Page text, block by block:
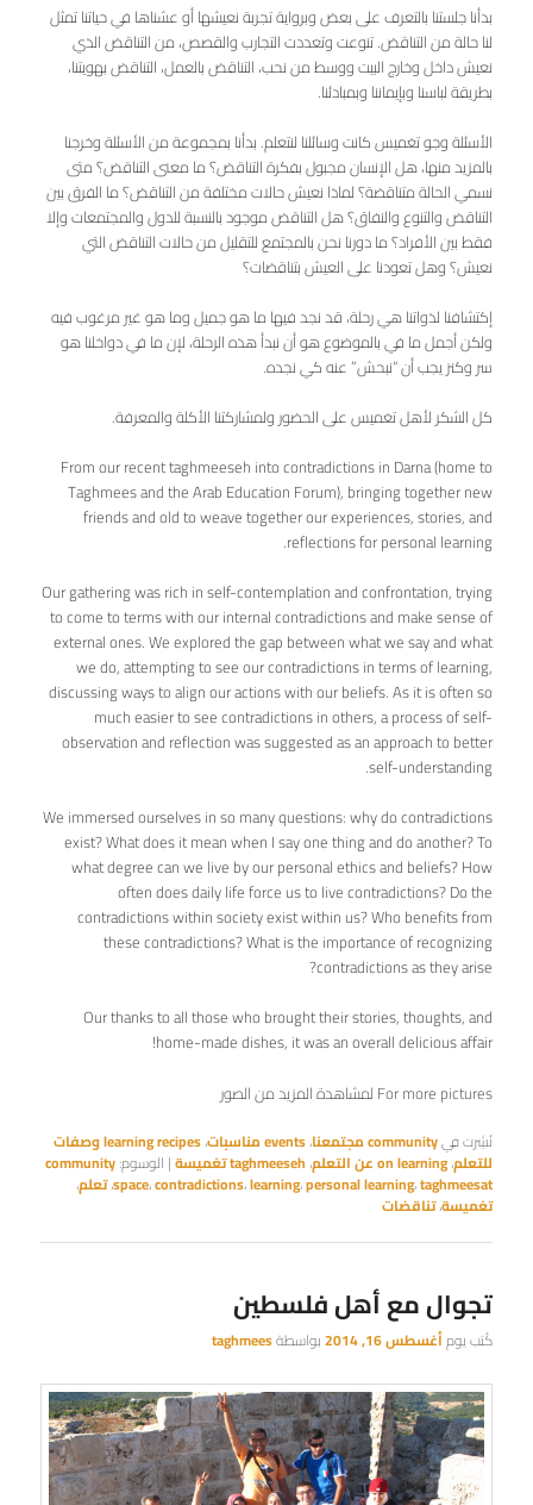
بدأنا جلستنا بالتعرف على بعض وبرواية تجربة نعيشها أو عشناها في حياتنا تمثل
لنا حالة من التناقض. تنوعت وتعددت التجارب والقصص، من التناقض الذي
نعيش داخل وخارج البيت ووسط من نحب، التناقض بالعمل، التناقض بهويتنا،
بطريقة لباسنا وبإيماننا وبمبادئنا.
الأسئلة وجو تغميس كانت وسائلنا لنتعلم. بدأنا بمجموعة من الأسئلة وخرجنا
بالمزيد منها، هل الإنسان مجبول بفكرة التناقض؟ ما معنى التناقض؟ متى
نسمي الحالة متناقضة؟ لماذا نعيش حالات مختلفة من التناقض؟ ما الفرق بين
التناقض والتنوع والنفاق؟ هل التناقض موجود بالنسبة للدول والمجتمعات وإلا
فقط بين الأفراد؟ ما دورنا نحن بالمجتمع للتقليل من حالات التناقض التي
نعيش؟ وهل تعودنا على العيش بتناقضات؟
إكتشافنا لذواتنا هي رحلة، قد نجد فيها ما هو جميل وما هو غير مرغوب فيه
ولكن أجمل ما في بالموضوع هو أن نبدأ هذه الرحلة، لإن ما في دواخلنا هو
سر وكنز يجب أن “نبحش” عنه كي نجده.
كل الشكر لأهل تغميس على الحضور ولمشاركتنا الأكلة والمعرفة.
From our recent taghmeeseh into contradictions in Darna (home to
Taghmees and the Arab Education Forum), bringing together new
friends and old to weave together our experiences, stories, and
reflections for personal learning.
Our gathering was rich in self-contemplation and confrontation, trying
to come to terms with our internal contradictions and make sense of
external ones. We explored the gap between what we say and what
we do, attempting to see our contradictions in terms of learning,
discussing ways to align our actions with our beliefs. As it is often so
much easier to see contradictions in others, a process of self-
observation and reflection was suggested as an approach to better
self-understanding.
We immersed ourselves in so many questions: why do contradictions
exist? What does it mean when I say one thing and do another? To
what degree can we live by our personal ethics and beliefs? How
often does daily life force us to live contradictions? Do the
contradictions within society exist within us? Who benefits from
these contradictions? What is the importance of recognizing
contradictions as they arise?
Our thanks to all those who brought their stories, thoughts, and
home-made dishes, it was an overall delicious affair!
For more pictures لمشاهدة المزيد من الصور
نُشِرت فيcommunity مجتمعنا ،events مناسبات ، learning recipes وصفات
للتعلم،on learning عن التعلم ،taghmeeseh تغميسة | الوسوم:community
space،contradictions،learning،personal learning،taghmeesat ،تعلم،
تغميسة،تناقضات
تجوال مع أهل فلسطين
كُتب يومأغسطس 16, 2014 بواسطةtaghmees